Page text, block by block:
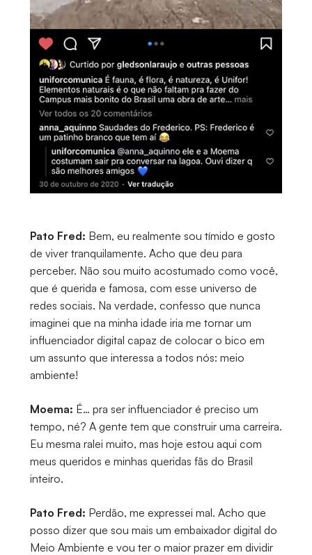
Pato Fred: Bem, eu realmente sou tímido e gosto
de viver tranquilamente. Acho que deu para
perceber. Não sou muito acostumado como você,
que é querida e famosa, com esse universo de
redes sociais. Na verdade, confesso que nunca
imaginei que na minha idade iria me tornar um
influenciador digital capaz de colocar o bico em
um assunto que interessa a todos nós: meio
ambiente!
Moema: É… pra ser influenciador é preciso um
tempo, né? A gente tem que construir uma carreira.
Eu mesma ralei muito, mas hoje estou aqui com
meus queridos e minhas queridas fãs do Brasil
inteiro.
Pato Fred: Perdão, me expressei mal. Acho que
posso dizer que sou mais um embaixador digital do
Meio Ambiente e vou ter o maior prazer em dividir